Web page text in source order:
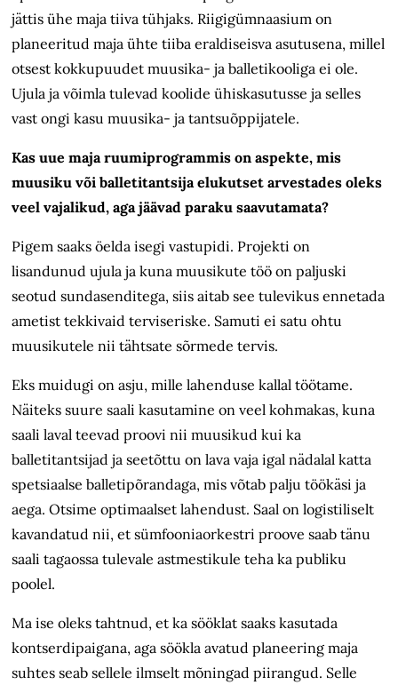
jättis ühe maja tiiva tühjaks. Riigigümnaasium on
planeeritud majaühte tiiba eraldiseisva asutusena, millel
otsest kokkupuudet muusika- ja balletikooliga ei ole.
Ujula ja võimla tulevad koolide ühiskasutusse ja selles
vast ongi kasu muusika- ja tantsuõppijatele.
Kas uue maja ruumiprogrammis on aspekte, mis
muusiku või balletitantsija elukutset arvestades oleks
veel vajalikud, aga jäävad paraku saavutamata?
Pigem saaks öelda isegi vastupidi. Projekti on
lisandunud ujula ja kuna muusikute töö on paljuski
seotud sundasenditega, siis aitab see tulevikus ennetada
ametist tekkivaid terviseriske. Samuti ei satu ohtu
muusikutele nii tähtsate sõrmede tervis.
Eks muidugi on asju, mille lahenduse kallal töötame.
Näiteks suure saali kasutamine on veel kohmakas, kuna
saali laval teevad proovi nii muusikud kui ka
balletitantsijad ja seetõttu on lava vaja igal nädalal katta
spetsiaalse balletipõrandaga, mis võtab palju töökäsi ja
aega. Otsime optimaalset lahendust. Saal on logistiliselt
kavandatud nii, et sümfooniaorkestri proove saab tänu
saali tagaossa tulevale astmestikule teha ka publiku
poolel.
Ma ise oleks tahtnud, et ka sööklat saaks kasutada
kontserdipaigana, aga söökla avatud planeering maja
suhtes seab sellele ilmselt mõningad piirangud. Selle